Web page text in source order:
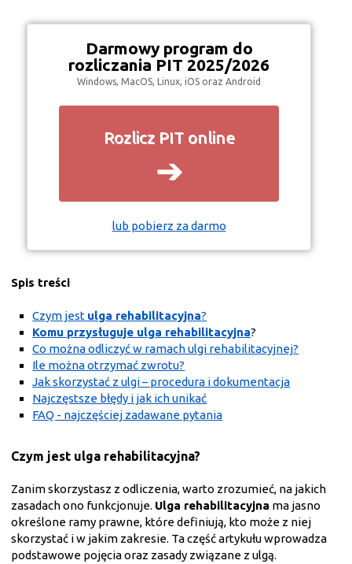
Darmowy program do
rozliczania PIT 2025/2026
Windows, MacOS, Linux, iOS oraz Android
Rozlicz PIT online
➔
lub pobierz za darmo
Spis treści
Czym jest ulga rehabilitacyjna?
Komu przysługuje ulga rehabilitacyjna?
Co można odliczyć w ramach ulgi rehabilitacyjnej?
Ile można otrzymać zwrotu?
Jak skorzystać z ulgi – procedura i dokumentacja
Najczęstsze błędy i jak ich unikać
FAQ - najczęściej zadawane pytania
Czym jest ulga rehabilitacyjna?
Zanim skorzystasz z odliczenia, warto zrozumieć, na jakich
zasadach ono funkcjonuje. Ulga rehabilitacyjna ma jasno
określone ramy prawne, które definiują, kto może z niej
skorzystać i w jakim zakresie. Ta część artykułu wprowadza
podstawowe pojęcia oraz zasady związane z ulgą.